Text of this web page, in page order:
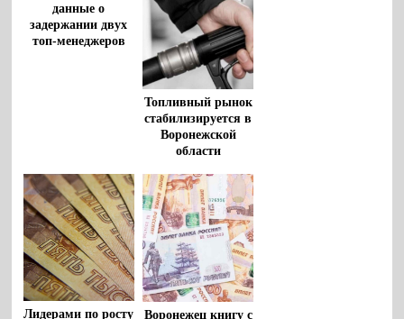
данные о
задержании двух
топ-менеджеров
Топливный рынок
стабилизируется в
Воронежской
области
Лидерами по росту Воронежец книгу с